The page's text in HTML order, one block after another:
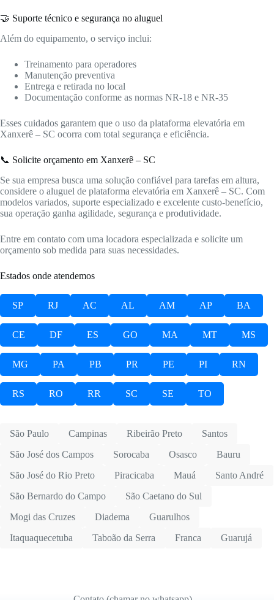
🤝 Suporte técnico e segurança no aluguel
Além do equipamento, o serviço inclui:
Treinamento para operadores
Manutenção preventiva
Entrega e retirada no local
Documentação conforme as normas NR-18 e NR-35
Esses cuidados garantem que o uso da plataforma elevatória em
Xanxerê – SC ocorra com total segurança e eficiência.
📞 Solicite orçamento em Xanxerê – SC
Se sua empresa busca uma solução confiável para tarefas em altura,
considere o aluguel de plataforma elevatória em Xanxerê – SC. Com
modelos variados, suporte especializado e excelente custo-benefício,
sua operação ganha agilidade, segurança e produtividade.
Entre em contato com uma locadora especializada e solicite um
orçamento sob medida para suas necessidades.
Estados onde atendemos
SP RJ AC AL AM AP BA
CE DF ES GO MA MT MS
MG PA PB PR PE PI RN
RS RO RR SC SE TO
São Paulo Campinas Ribeirão Preto
Santos
São José dos Campos
Sorocaba Osasco
Bauru
São José do Rio Preto
Piracicaba Mauá
Santo André
São Bernardo do Campo
São Caetano do Sul
Mogi das Cruzes
Diadema
Guarulhos
Itaquaquecetuba
Taboão da Serra Franca Guarujá